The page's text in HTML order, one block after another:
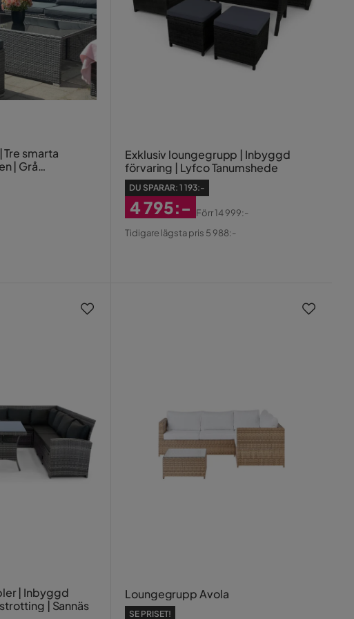
smarta
| Grå
Exklusiv loungegrupp | Inbyggd
förvaring | Lyfco Tanumshede
DU SPARAR: 1 193:-
Rabatterat
4 795:-
Original
Förr14 999:-
Tidigare lägsta pris 5 988:-
| Inbyggd
| Sannäs
Loungegrupp Avola
SE PRISET!